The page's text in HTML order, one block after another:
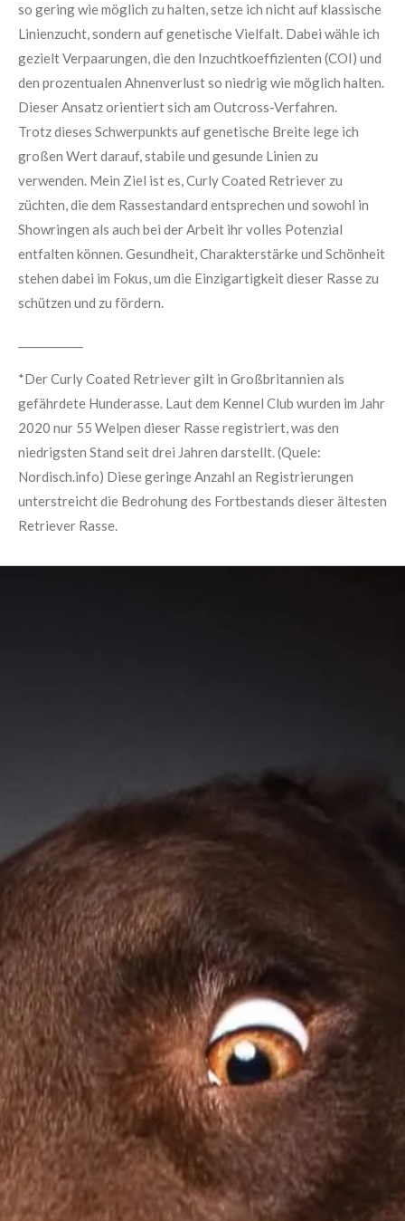
so gering wie möglich zu halten, setze ich nicht auf klassische
Linienzucht, sondern auf genetische Vielfalt. Dabei wähle ich
gezielt Verpaarungen, die den Inzuchtkoeffizienten (COI) und
den prozentualen Ahnenverlust so niedrig wie möglich halten.
Dieser Ansatz orientiert sich am Outcross-Verfahren.
Trotz dieses Schwerpunkts auf genetische Breite lege ich
großen Wert darauf, stabile und gesunde Linien zu
verwenden. Mein Ziel ist es, Curly Coated Retriever zu
züchten, die dem Rassestandard entsprechen und sowohl in
Showringen als auch bei der Arbeit ihr volles Potenzial
entfalten können. Gesundheit, Charakterstärke und Schönheit
stehen dabei im Fokus, um die Einzigartigkeit dieser Rasse zu
schützen und zu fördern.
*Der Curly Coated Retriever gilt in Großbritannien als
gefährdete Hunderasse. Laut dem Kennel Club wurden im Jahr
2020 nur 55 Welpen dieser Rasse registriert, was den
niedrigsten Stand seit drei Jahren darstellt. (Quele:
Nordisch.info) Diese geringe Anzahl an Registrierungen
unterstreicht die Bedrohung des Fortbestands dieser ältesten
Retriever Rasse.